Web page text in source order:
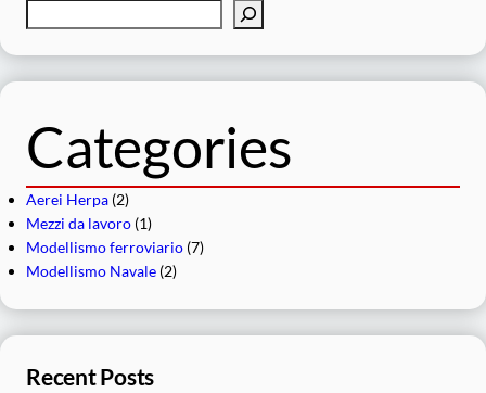
Categories
Aerei Herpa (2)
Mezzi da lavoro (1)
Modellismo ferroviario (7)
Modellismo Navale (2)
Recent Posts